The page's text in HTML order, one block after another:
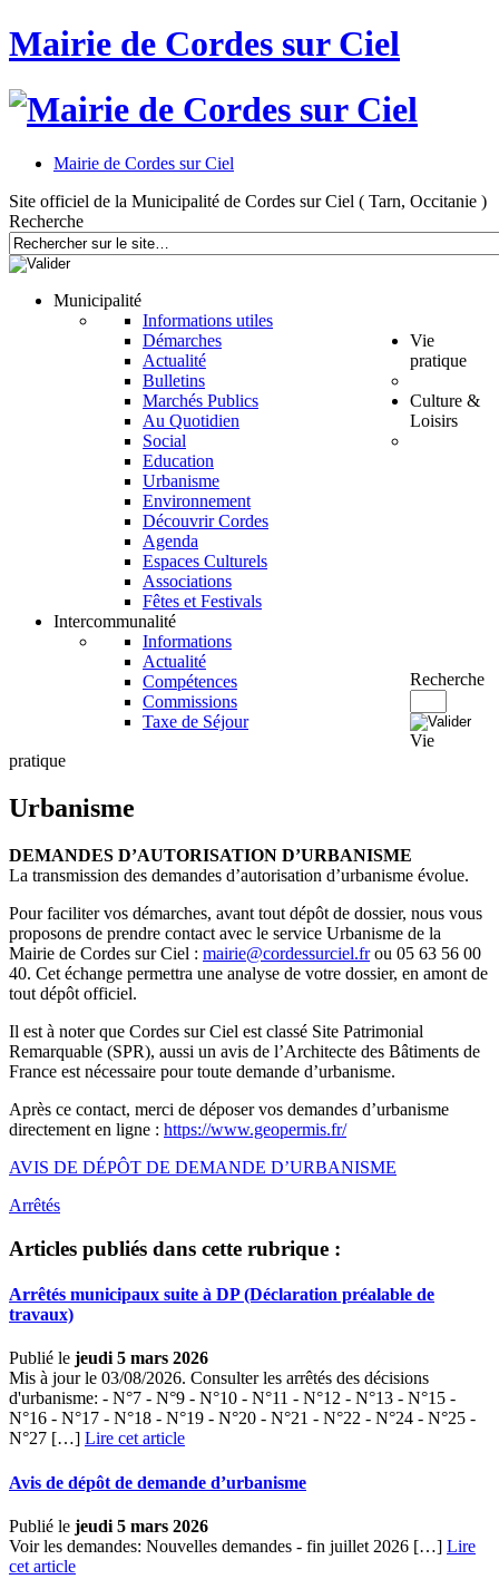
Mairie de Cordes sur Ciel
Mairie de Cordes sur Ciel
Site officiel de la Municipalité de Cordes sur Ciel ( Tarn, Occitanie )
Recherche
Municipalité
Informations utiles
Démarches
Actualité
Bulletins
Marchés Publics
Vie
pratique
Au Quotidien
Social
Education
Urbanisme
Environnement
Culture &
Loisirs
Découvrir Cordes
Agenda
Espaces Culturels
Associations
Fêtes et Festivals
Intercommunalité
Informations
Actualité
Compétences
Commissions
Taxe de Séjour
Recherche
Vie
pratique
Urbanisme
DEMANDES D’AUTORISATION D’URBANISME
La transmission des demandes d’autorisation d’urbanisme évolue.
Pour faciliter vos démarches, avant tout dépôt de dossier, nous vous
proposons de prendre contact avec le service Urbanisme de la
Mairie de Cordes sur Ciel : mairie@cordessurciel.frou 05 63 56 00
40. Cet échange permettra une analyse de votre dossier, en amont de
tout dépôt officiel.
Il est à noter que Cordes sur Ciel est classé Site Patrimonial
Remarquable (SPR), aussi un avis de l’Architecte des Bâtiments de
France est nécessaire pour toute demande d’urbanisme.
Après ce contact, merci de déposer vos demandes d’urbanisme
directement en ligne : https://www.geopermis.fr/
AVIS DE DÉPÔT DE DEMANDE D’URBANISME
Arrêtés
Articles publiés dans cette rubrique :
Arrêtés municipaux suite à DP (Déclaration préalable de
travaux)
Publié le jeudi 5 mars 2026
Mis à jour le 03/08/2026. Consulter les arrêtés des décisions
d'urbanisme: - N°7 - N°9 - N°10 - N°11 - N°12 - N°13 - N°15 -
N°16 - N°17 - N°18 - N°19 - N°20 - N°21 - N°22 - N°24 - N°25 -
N°27 […] Lire cet article
Avis de dépôt de demande d’urbanisme
Publié le jeudi 5 mars 2026
Voir les demandes: Nouvelles demandes - fin juillet 2026 […] Lire
cet article